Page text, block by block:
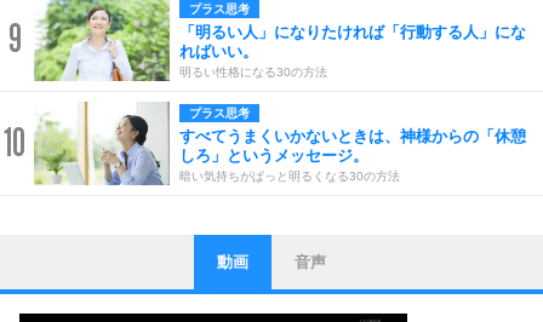
9
プラス思考
「明るい人」になりたければ「行動する人」にな
ればいい。
明るい性格になる30の方法
10
プラス思考
すべてうまくいかないときは、神様からの「休憩
しろ」というメッセージ。
暗い気持ちがぱっと明るくなる30の方法
1
ストレス対策
他人と比べない。
いっそのこと、他人を見ない。
動画 音声